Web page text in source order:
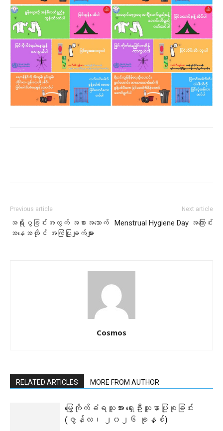
Previous article
အရိုးပွခြင်းအတွက် အစားအသောက်
အနေအထိုင် အကြံပြုချက်များ
Next article
Menstrual Hygiene Day အကြောင်း
Cosmos
RELATED ARTICLES MORE FROM AUTHOR
မြွေကိုက်ခံရသူအား ရှေးဦးသူနာပြုစုခြင်း
(ဇွန်လ၊ ၂၀၂၆ ခုနှစ်)